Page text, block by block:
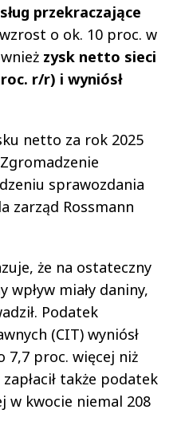
przekraczające
o ok. 10 proc. w
zysk netto sieci
r/r) i wyniósł
netto za rok 2025
sprawozdania
zarząd Rossmann
że na ostateczny
wpływ miały daniny,
Podatek
(CIT) wyniósł
7,7 proc. więcej niż
także podatek
w kwocie niemal 208